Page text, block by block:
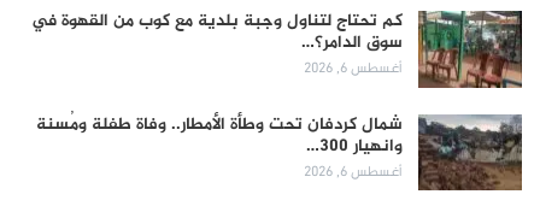
كم تحتاج لتناول وجبة بلدية مع كوب من القهوة في
سوق الدامر؟…
أغسطس 6, 2026
شمال كردفان تحت وطأة الأمطار.. وفاة طفلة ومُسنة
وانهيار 300…
أغسطس 6, 2026